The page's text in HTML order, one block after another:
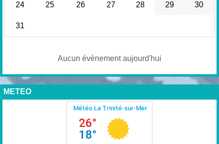
24 25 26 27 28 29 30
31
Aucun évènement aujourd'hui
METEO